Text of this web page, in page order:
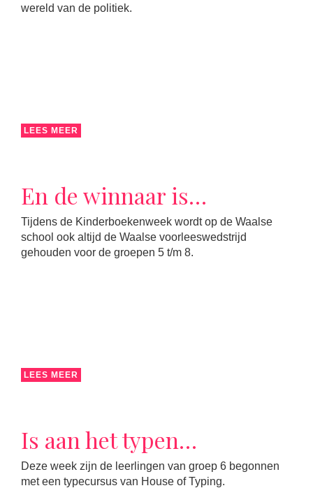
wereld van de politiek.
LEES MEER
En de winnaar is…
Tijdens de Kinderboekenweek wordt op de Waalse
school ook altijd de Waalse voorleeswedstrijd
gehouden voor de groepen 5 t/m 8.
LEES MEER
Is aan het typen…
Deze week zijn de leerlingen van groep 6 begonnen
met een typecursus van House of Typing.